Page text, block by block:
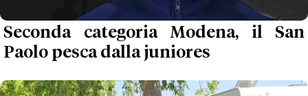
Seconda categoria Modena, il San
Paolo pesca dalla juniores